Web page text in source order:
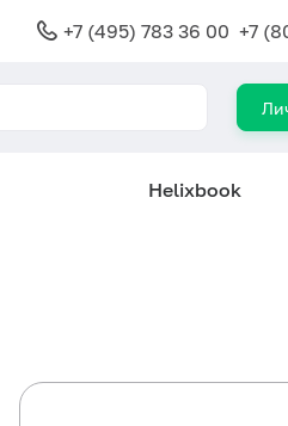
+7 (495) 783 36 00 +7
Helixbook